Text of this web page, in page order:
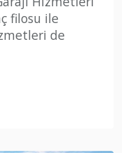
filosu ile
de